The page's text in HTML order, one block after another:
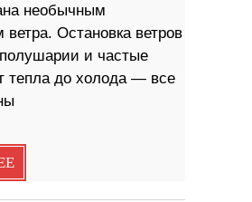
необычным
ветра. Остановка ветров
и частые
тепла до холода — все